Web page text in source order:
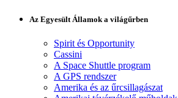
Az Egyesült Államok a világűrben
Spirit és Opportunity
Cassini
A Space Shuttle program
A GPS rendszer
Amerika és az űrcsillagászat